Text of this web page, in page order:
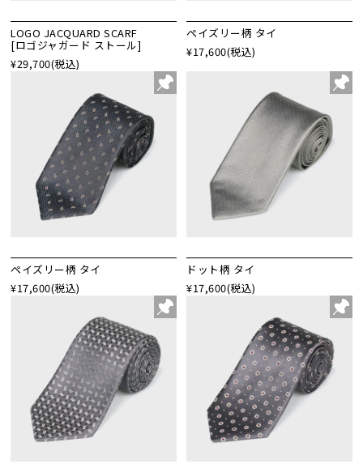
LOGO JACQUARD SCARF
[ロゴジャガード ストール]
¥29,700(税込)
ペイズリー柄 タイ
¥17,600(税込)
ペイズリー柄 タイ
¥17,600(税込)
ドット柄 タイ
¥17,600(税込)